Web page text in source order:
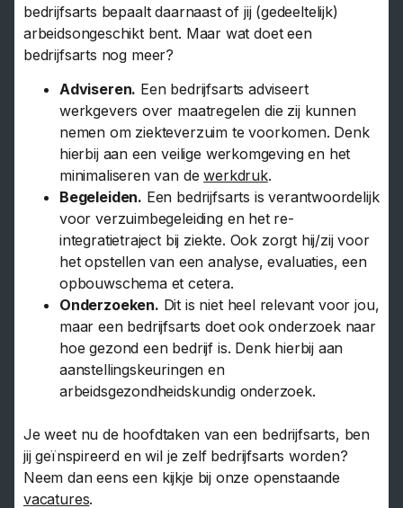
bedrijfsarts bepaalt daarnaast of jij (gedeeltelijk)
arbeidsongeschikt bent. Maar wat doet een
bedrijfsarts nog meer?
Adviseren. Een bedrijfsarts adviseert
werkgevers over maatregelen die zij kunnen
nemen om ziekteverzuim te voorkomen. Denk
hierbij aan een veilige werkomgeving en het
minimaliseren van dewerkdruk.
Begeleiden. Een bedrijfsarts is verantwoordelijk
voor verzuimbegeleiding en het re-
integratietraject bij ziekte. Ook zorgt hij/zij voor
het opstellen van een analyse, evaluaties, een
opbouwschema et cetera.
Onderzoeken. Dit is niet heel relevant voor jou,
maar een bedrijfsarts doet ook onderzoek naar
hoe gezond een bedrijf is. Denk hierbij aan
aanstellingskeuringen en
arbeidsgezondheidskundig onderzoek.
Je weet nu de hoofdtaken van een bedrijfsarts, ben
jij geïnspireerd en wil je zelf bedrijfsarts worden?
Neem dan eens een kijkje bij onze openstaande
vacatures.